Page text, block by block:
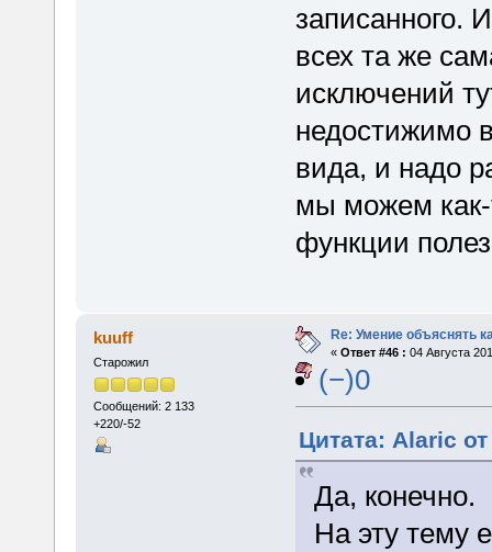
записанного.
всех та же
исключений
недостижимо
вида, и надо
мы можем как-
функции
kuuff
Старожил
Сообщений: 2 133
+220/-52
Re: Умение объяснять
« Ответ #46 : 04 Августа
(−)0
Цитата: Alaric
Да, конечно.
На эту тему